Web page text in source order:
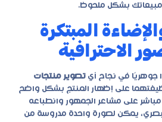
مبيعاتك بشكل ملحوظ.
المبتكرة
الاحترافية
جوهريًا في نجاح أي تصوير منتجات
على إظهار المنتج بشكل واضح
على مشاعر الجمهور وانطباعه
يمكن لصورة واحدة مدروسة من